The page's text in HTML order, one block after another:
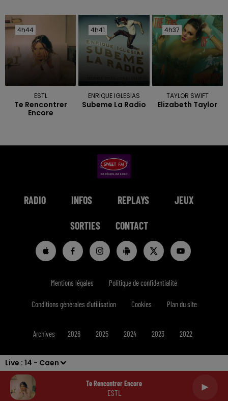
Live : 14 - Caen
Te Rencontrer Encore
ESTL
4h44
4h44
ESTL
Te Rencontrer
Encore
4h41
4h41
ENRIQUE IGLESIAS
Subeme La Radio
4h37
4h37
TAYLOR SWIFT
Elizabeth Taylor
RADIO INFOS REPLAYS JEUX
SORTIES CONTACT
Mentions légales Politique de confidentialité
Conditions générales d'utilisation Cookies Plan du site
Archives 2026 2025 2024 2023 2022